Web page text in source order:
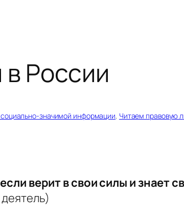
России
значимой информации, Читаем правовую
верит в свои силы и знает